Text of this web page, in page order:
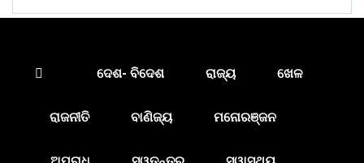
ଦେଶ- ବିଦେଶ ରାଜ୍ୟ ଖେଳ
ରାଜନୀତି ବାଣିଜ୍ୟ ମନୋରଞ୍ଜନ